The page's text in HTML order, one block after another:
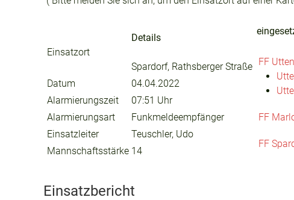
Einsatzort
Details
Spardorf, Rathsberger Straße
Datum
04.04.2022
Alarmierungszeit
07:51 Uhr
Alarmierungsart
Funkmeldeempfänger
Einsatzleiter
Teuschler, Udo
Mannschaftsstärke 14
FF
FF
FF
Einsatzbericht